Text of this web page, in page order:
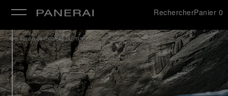
RechercherPanier 0
Collection de montres /Luminor